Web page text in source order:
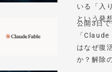
いる「入
という発
公開3日
「Claude
はなぜ復
か？解除